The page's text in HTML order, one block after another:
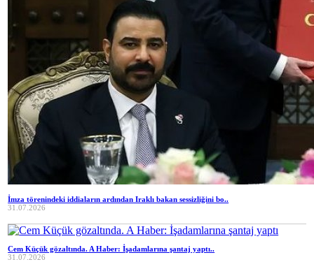
İmza törenindeki iddiaların ardından Iraklı bakan sessizliğini bo..
31.07.2026
Cem Küçük gözaltında. A Haber: İşadamlarına şantaj yaptı..
31.07.2026